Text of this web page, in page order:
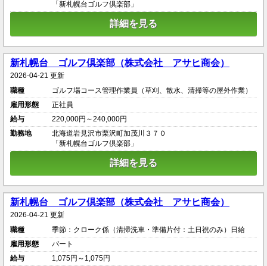
「新札幌台ゴルフ倶楽部」
詳細を見る
新札幌台 ゴルフ倶楽部（株式会社 アサヒ商会）
2026-04-21 更新
職種
ゴルフ場コース管理作業員（草刈、散水、清掃等の屋外作業）
雇用形態
正社員
給与
220,000円～240,000円
勤務地
北海道岩見沢市栗沢町加茂川３７０
「新札幌台ゴルフ倶楽部」
詳細を見る
新札幌台 ゴルフ倶楽部（株式会社 アサヒ商会）
2026-04-21 更新
職種
季節：クローク係（清掃洗車・準備片付：土日祝のみ）日給
雇用形態
パート
給与
1,075円～1,075円